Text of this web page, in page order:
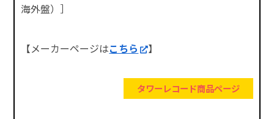
海外盤）］
【メーカーページはこちら 】
タワーレコード商品ページ